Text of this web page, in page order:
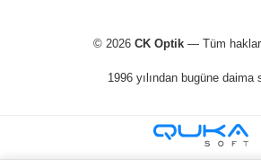
© 2026 CK Optik— Tüm hakları
1996 yılından bugüne daima